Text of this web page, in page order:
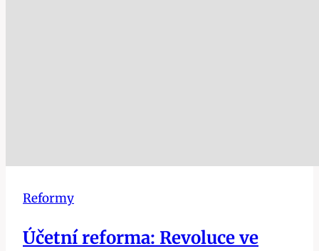
Reformy
Účetní reforma: Revoluce ve